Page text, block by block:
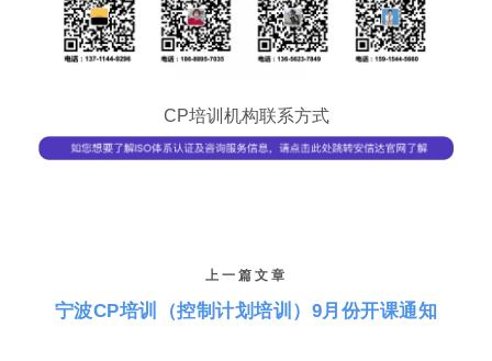
CP培训机构联系方式
上一篇文章
宁波CP培训（控制计划培训）9月份开课通知